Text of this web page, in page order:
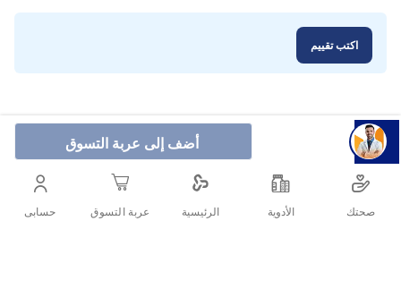
أضف إلى عربة التسوق
اكتب تقييم
صحتك الأدوية الرئيسية عربة التسوق حسابى